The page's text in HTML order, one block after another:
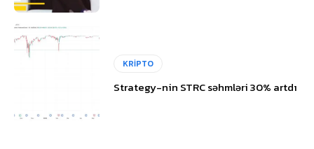
KRİPTO
Strategy-nin STRC səhmləri 30% artdı